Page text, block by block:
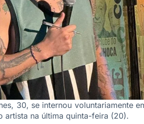
30, se internou voluntariamente
artista na última quinta-feira (20).